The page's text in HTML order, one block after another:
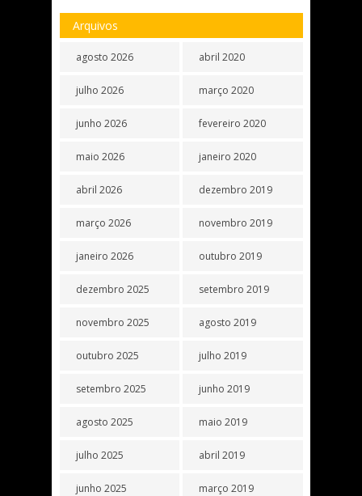
Arquivos
agosto 2026
julho 2026
junho 2026
maio 2026
abril 2026
março 2026
janeiro 2026
dezembro 2025
novembro 2025
outubro 2025
setembro 2025
agosto 2025
julho 2025
junho 2025
abril 2020
março 2020
fevereiro 2020
janeiro 2020
dezembro 2019
novembro 2019
outubro 2019
setembro 2019
agosto 2019
julho 2019
junho 2019
maio 2019
abril 2019
março 2019